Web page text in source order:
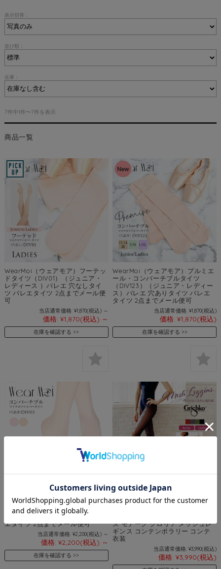
表示切替：
並び順：
在庫：
7件中1件〜7件を表示
商品一覧
WearMoi（ウェアモア）フーテッ
ドタイツ（DIV01）（ジュニア・
レディース ）バレエ 穴なしタイ
ツ バレエタイツ 2点までメール便
可
当店通常価格: ¥1,870(税込) ～
価格: ¥1,870(税込) ～
在庫を確認する
WearMoi（ウェアモア）プルミエ
ール・コンバーチブルタイツ
（DIV123）（ジュニア・レディー
ス）バレエ 穴ありタイツ バレエ
タイツ 2点までメール便可
当店通常価格: ¥1,870(税込)
価格: ¥1,870(税込)
在庫を確認する
ンバーチブルマイクロファイバー
タイツDIV03（ジュニア・レディ
ース）穴あきタイツ バレエ バレ
エタイツ 2点までメール便可
当店通常価格: ¥2,200(税込) ～
価格: ¥2,200(税込) ～
在庫を確認する
Grishko（グリシコ）Grishko
Bolshoi starsレギンス
ズ モナーク グロリア メッシュレ
ギンス コンテンポラリー コンテ
衣装
当店通常価格: ¥3,990(税込)
価格: ¥3,990(税込)